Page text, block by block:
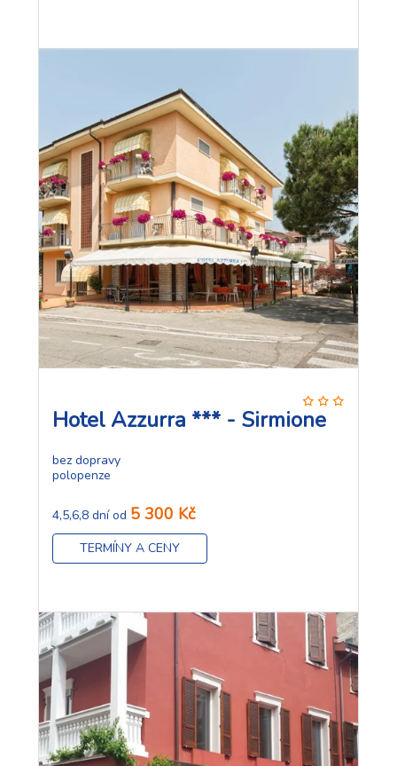
Hotel Azzurra *** - Sirmione
bez dopravy
polopenze
4,5,6,8 dní od 5 300 Kč
TERMÍNY A CENY